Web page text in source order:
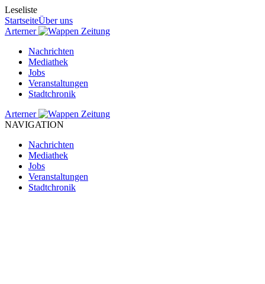
Leseliste
StartseiteÜber uns
Arterner
Zeitung
Nachrichten
Mediathek
Jobs
Veranstaltungen
Stadtchronik
Arterner
Zeitung
NAVIGATION
Nachrichten
Mediathek
Jobs
Veranstaltungen
Stadtchronik